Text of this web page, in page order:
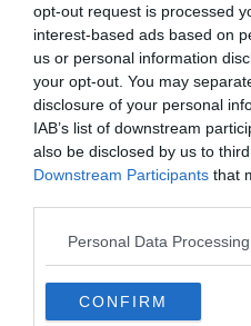
opt-out request is processed
interest-based ads based on
us or personal information
your opt-out. You may
disclosure of your personal
IAB’s list of downstream
also be disclosed by us to
Downstream Participants that
Personal Data
CONFIRM
Készen
0%
Ki írta? “Ti,
teremnek a
pirított fehér
esztek, Ti a
édes